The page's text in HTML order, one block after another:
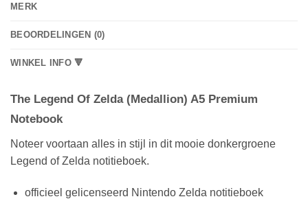
MERK
BEOORDELINGEN (0)
WINKEL INFO 🔻
The Legend Of Zelda (Medallion) A5 Premium
Notebook
Noteer voortaan alles in stijl in dit mooie donkergroene
Legend of Zelda notitieboek.
officieel gelicenseerd Nintendo Zelda notitieboek